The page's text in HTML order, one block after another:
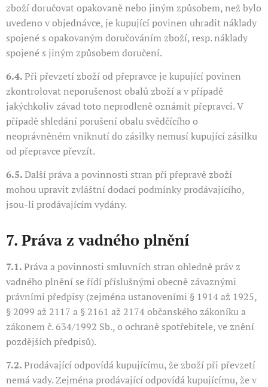
zboží doručovat opakovaně nebo jiným způsobem, než bylo
uvedeno v objednávce, je kupující povinen uhradit náklady
spojené s opakovaným doručováním zboží, resp. náklady
spojené s jiným způsobem doručení.
6.4.Při převzetí zboží od přepravce je kupující povinen
zkontrolovat neporušenost obalů zboží a v případě
jakýchkoliv závad toto neprodleně oznámit přepravci. V
případě shledání porušení obalu svědčícího o
neoprávněném vniknutí do zásilky nemusí kupující zásilku
od přepravce převzít.
6.5.Další práva a povinnosti stran při přepravě zboží
mohou upravit zvláštní dodací podmínky prodávajícího,
jsou-li prodávajícím vydány.
7. Práva z vadného plnění
7.1.Práva a povinnosti smluvních stran ohledně práv z
vadného plnění se řídí příslušnými obecně závaznými
právními předpisy (zejména ustanoveními § 1914 až 1925,
§ 2099 až 2117 a § 2161 až 2174 občanského zákoníku a
zákonem č. 634/1992 Sb., o ochraně spotřebitele, ve znění
pozdějších předpisů).
7.2.Prodávající odpovídá kupujícímu, že zboží při převzetí
nemá vady. Zejména prodávající odpovídá kupujícímu, že v